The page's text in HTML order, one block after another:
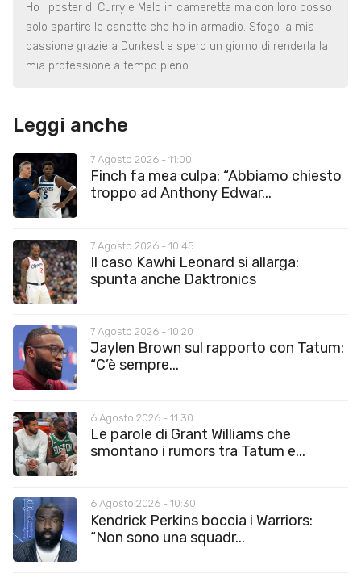
Ho i poster di Curry e Melo in cameretta ma con loro posso
solo spartire le canotte che ho in armadio. Sfogo la mia
passione grazie a Dunkest e spero un giorno di renderla la
mia professione a tempo pieno
Leggi anche
7 Agosto 2026 - 11:00
Finch fa mea culpa: “Abbiamo chiesto
troppo ad Anthony Edwar...
7 Agosto 2026 - 10:45
Il caso Kawhi Leonard si allarga:
spunta anche Daktronics
7 Agosto 2026 - 10:20
Jaylen Brown sul rapporto con Tatum:
“C’è sempre...
6 Agosto 2026 - 11:30
Le parole di Grant Williams che
smontano i rumors tra Tatum e...
6 Agosto 2026 - 10:30
Kendrick Perkins boccia i Warriors:
“Non sono una squadr...